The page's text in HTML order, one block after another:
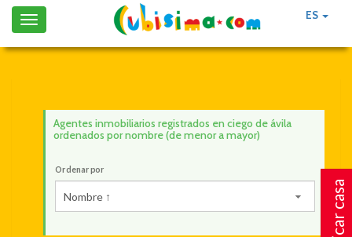
ES
Toggle
navigation
Agentes inmobiliarios registrados en ciego de ávila
ordenados por nombre (de menor a mayor)
Ordenar por
Nombre ↑